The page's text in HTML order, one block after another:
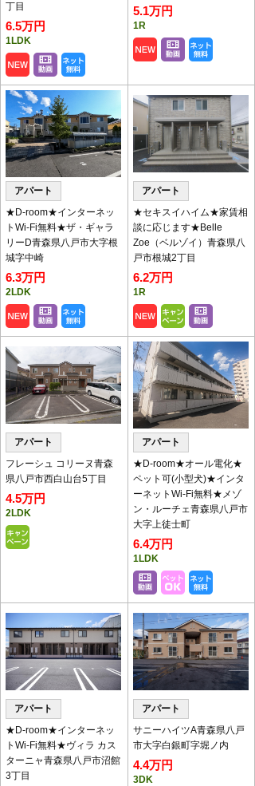
3月は休まず営業いたします。
内見のご予約やお問い合わせはお気軽にご連絡くださ
※土日は混み合いますので ご来店・内見予約
お願いいたします。
※午前中の内見予約は前日17時30分（土日は17時）ま
で要受付
八代産業チャンネル
画公開中！
チャンネル登録お願いします！
入居中の注意事項の動画はこちらです。
賃貸物件＆入居者募集中！
おかげさまで現在賃貸物件が不足しておりま
す。
アパート・マンション・一戸建等をお持ちのオ
ーナー様、八代産業までご連絡下さい。
新型コロナウイルス
感染拡大防止対策に
ついて
1.ご来店時には、原則マス
ク着用をお願いします。
2.入店時には必ず「指・
手」の消毒をお願いしま
す。 店内に消毒液を用意
いたしています。
3.お客様の体調等の告知アンケートにご記入く
ださい。
4.接客カウンターには、飛沫感染防止のためパ
ーテーションを設置いたしております。
パーテーション越しの対応となります。
丁目
6.5万円
1LDK
5.1万円
1R
アパート
★D-room★インターネッ
トWi-Fi無料★ザ・ギャラ
リーD青森県八戸市大字根
城字中崎
6.3万円
2LDK
アパート
★セキスイハイム★家賃相
談に応じます★Belle
Zoe（ベルゾイ）青森県八
戸市根城2丁目
6.2万円
1R
アパート
フレーシュ コリーヌ青森
県八戸市西白山台5丁目
4.5万円
2LDK
アパート
★D-room★オール電化★
ペット可(小型犬)★インタ
ーネットWi-Fi無料★メゾ
ン・ルーチェ青森県八戸市
大字上徒士町
6.4万円
1LDK
アパート
★D-room★インターネッ
トWi-Fi無料★ヴィラ カス
ターニャ青森県八戸市沼館
3丁目
アパート
サニーハイツA青森県八戸
市大字白銀町字堀ノ内
4.4万円
3DK